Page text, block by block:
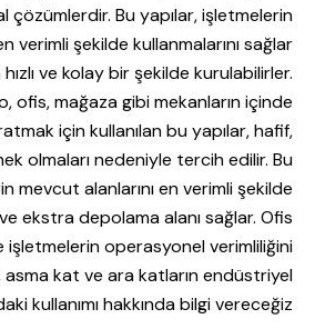
çözümlerdir. Bu yapılar, işletmelerin
verimli şekilde kullanmalarını sağlar
ve kolay bir şekilde kurulabilirler.
ofis, mağaza gibi mekanların içinde
için kullanılan bu yapılar, hafif,
olmaları nedeniyle tercih edilir. Bu
mevcut alanlarını en verimli şekilde
ve ekstra depolama alanı sağlar. Ofis
işletmelerin operasyonel verimliliğini
asma kat ve ara katların endüstriyel
kullanımı hakkında bilgi vereceğiz.